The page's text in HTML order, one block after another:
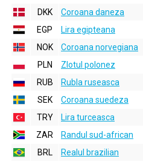
DKK
Coroana daneza
EGP
Lira egipteana
NOK
Coroana norvegiana
PLN
Zlotul polonez
RUB
Rubla ruseasca
SEK
Coroana suedeza
TRY
Lira turceasca
ZAR
Randul sud-african
BRL
Realul brazilian